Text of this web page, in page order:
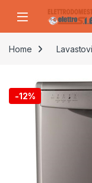
Home
-12%